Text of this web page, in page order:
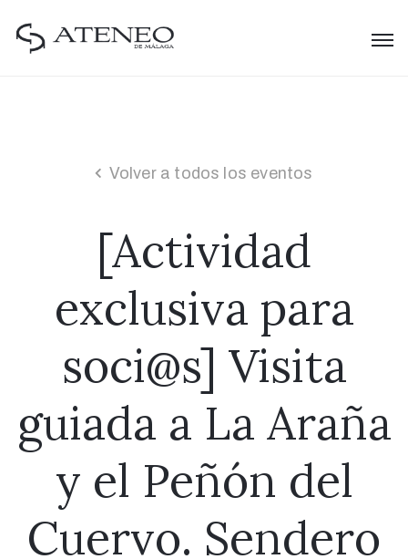
Volver a todos los eventos
[Actividad
exclusiva para
soci@s] Visita
guiada a La Araña
y el Peñón del
Cuervo. Sendero